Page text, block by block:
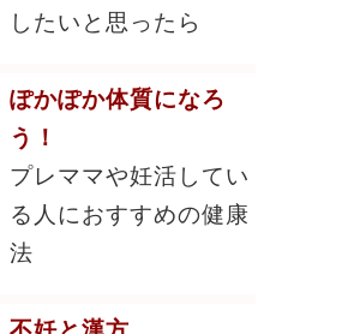
したいと思ったら
ぽかぽか体質になろ
う！
プレママや妊活してい
る人におすすめの健康
法